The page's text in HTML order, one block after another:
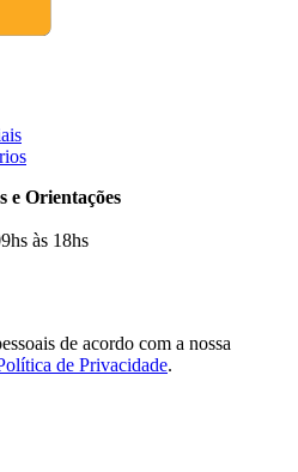
e Orientações
às 18hs
de acordo com a nossa
de Privacidade.